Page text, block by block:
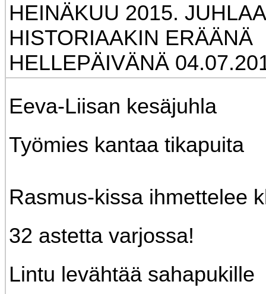
HEINÄKUU 2015.
HISTORIAAKIN ERÄÄNÄ
HELLEPÄIVÄNÄ
Eeva-Liisan kesäjuhla
Työmies kantaa tikapuita
Rasmus-kissa ihmettelee
32 astetta varjossa!
Lintu levähtää sahapukille